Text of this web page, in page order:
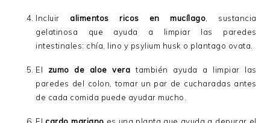
Incluiralimentos ricos en mucílago , sustancia
gelatinosa que ayuda a limpiar las paredes
intestinales: chía, lino y psylium husk o plantago ovata.
El zumo de aloe vera también ayuda a limpiar las
paredes del colon, tomar un par de cucharadas antes
de cada comida puede ayudar mucho.